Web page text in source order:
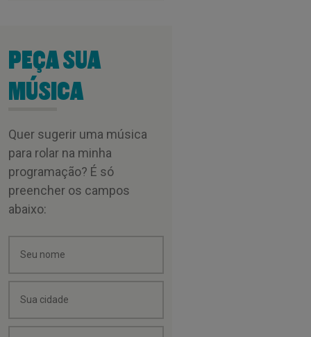
PEÇA SUA
MÚSICA
Quer sugerir uma música
para rolar na minha
programação? É só
preencher os campos
abaixo: